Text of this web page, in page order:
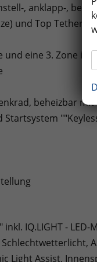
, anklapp-,
und Top Tether in
und eine 3. Zone im
beheizbar
Startsystem
inkl. IQ.LIGHT -
Light Assist,